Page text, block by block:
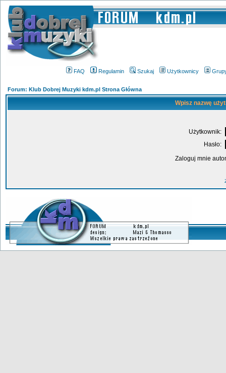
FAQ Regulamin Szukaj Użytkownicy
Forum: Klub Dobrej Muzyki kdm.pl Strona Główna
Wpisz nazwę
Użytkownik:
Hasło:
Zaloguj mnie